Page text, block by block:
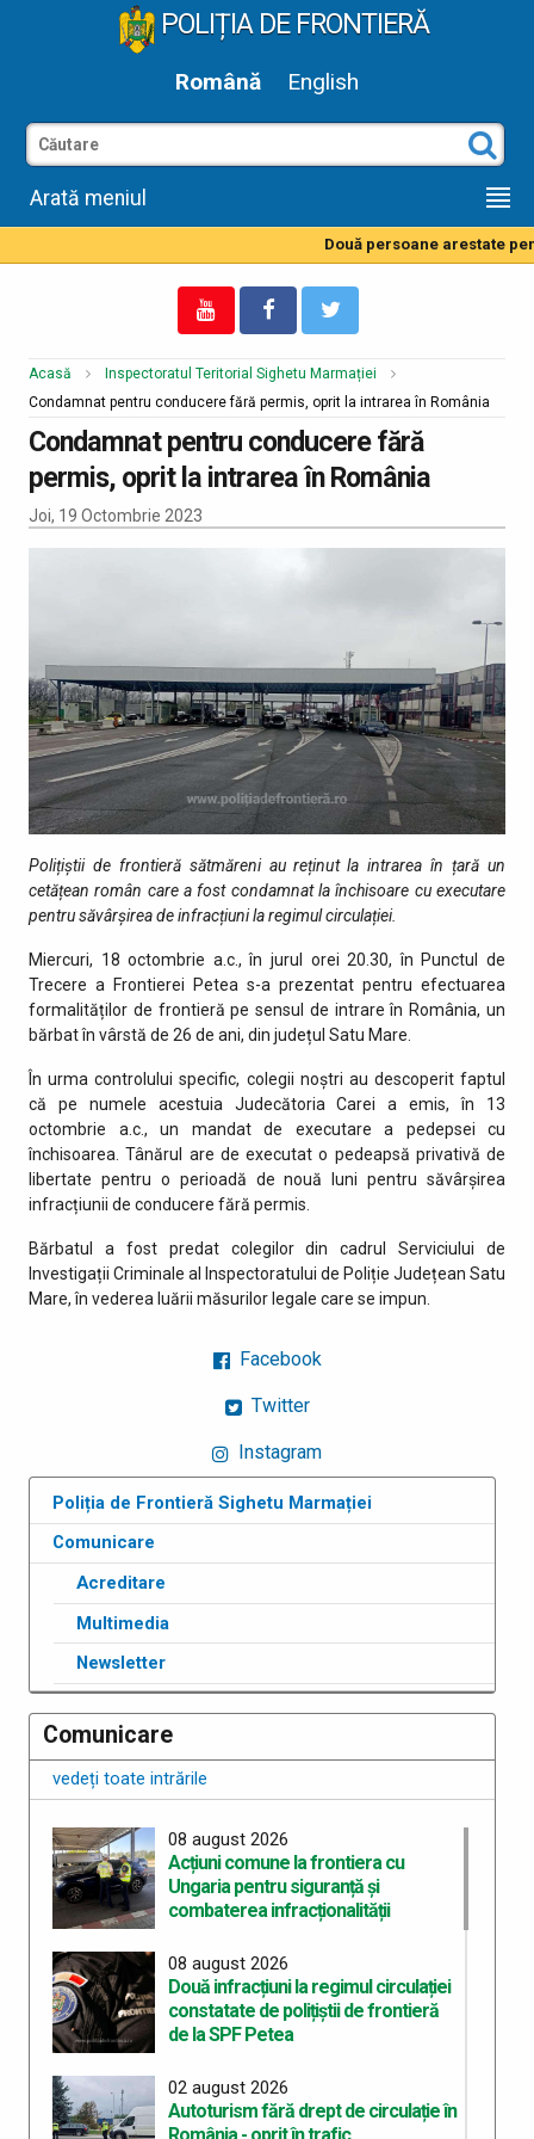
POLIȚIA DE FRONTIERĂ
Română English
Arată meniul
Două persoane arestate
Acasă
Inspectoratul Teritorial Sighetu Marmației
Condamnat pentru conducere fără permis, oprit la intrarea în România
Condamnat pentru conducere fără
permis, oprit la intrarea în România
Joi, 19 Octombrie 2023
Polițiștii de frontieră sătmăreni au reținut la intrarea în țară un
cetățean român care a fost condamnat la închisoare cu executare
pentru săvârșirea de infracțiuni la regimul circulației.
Miercuri, 18 octombrie a.c., în jurul orei 20.30, în Punctul de
Trecere a Frontierei Petea s-a prezentat pentru efectuarea
formalităților de frontieră pe sensul de intrare în România, un
bărbat în vârstă de 26 de ani, din județul Satu Mare.
În urma controlului specific, colegii noștri au descoperit faptul
că pe numele acestuia Judecătoria Carei a emis, în 13
octombrie a.c., un mandat de executare a pedepsei cu
închisoarea. Tânărul are de executat o pedeapsă privativă de
libertate pentru o perioadă de nouă luni pentru săvârșirea
infracțiunii de conducere fără permis.
Bărbatul a fost predat colegilor din cadrul Serviciului de
Investigații Criminale al Inspectoratului de Poliție Județean Satu
Mare, în vederea luării măsurilor legale care se impun.
Facebook
Twitter
Instagram
Poliția de Frontieră Sighetu Marmației
Comunicare
Acreditare
Multimedia
Newsletter
Comunicare
vedeți toate intrările
08 august 2026
Acțiuni comune la frontiera cu
Ungaria pentru siguranță și
combaterea infracționalității
08 august 2026
Două infracțiuni la regimul circulației
constatate de polițiștii de frontieră
de la SPF Petea
02 august 2026
Autoturism fără drept de circulație în
România - oprit în trafic